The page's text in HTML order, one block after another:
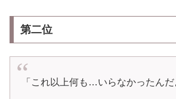
第二位
「これ以上何も…いらなかったんだ